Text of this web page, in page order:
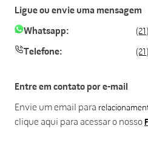
Ligue ou envie uma mensagem
Whatsapp:
Telefone:
Entre em contato por e-mail
Envie um email para
clique aqui para acessar o nosso